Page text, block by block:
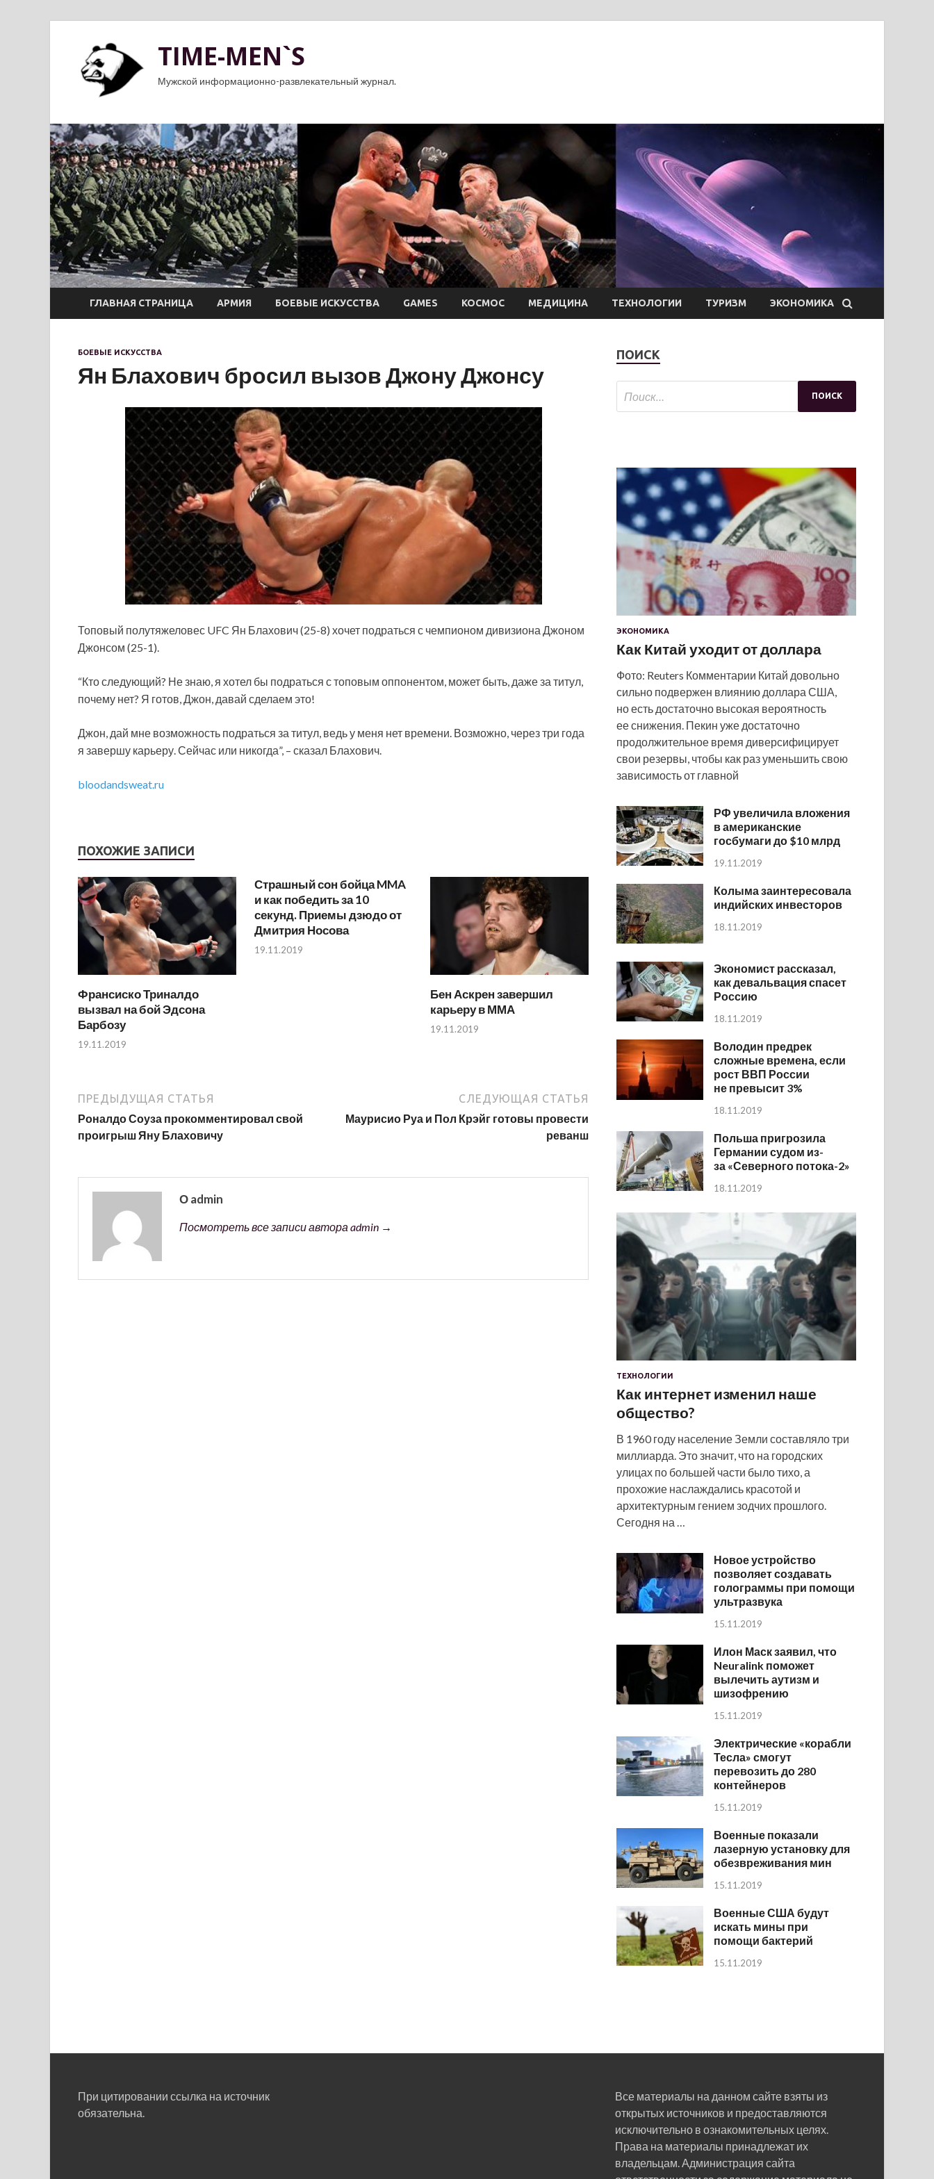
TIME-MEN`S
Мужской информационно-развлекательный журнал.
ГЛАВНАЯ СТРАНИЦА АРМИЯ БОЕВЫЕ ИСКУССТВА GAMES КОСМОС МЕДИЦИНА ТЕХНОЛОГИИ ТУРИЗМ ЭКОНОМИКА
БОЕВЫЕ ИСКУССТВА
Ян Блахович бросил вызов Джону Джонсу
Топовый полутяжеловес UFC Ян Блахович (25-8) хочет подраться с чемпионом дивизиона Джоном
Джонсом (25-1).
“Кто следующий? Не знаю, я хотел бы подраться с топовым оппонентом, может быть, даже за титул,
почему нет? Я готов, Джон, давай сделаем это!
Джон, дай мне возможность подраться за титул, ведь у меня нет времени. Возможно, через три года
я завершу карьеру. Сейчас или никогда”, – сказал Блахович.
bloodandsweat.ru
ПОХОЖИЕ ЗАПИСИ
Франсиско Триналдо
вызвал на бой Эдсона
Барбозу
19.11.2019
Страшный сон бойца MMA
и как победить за 10
секунд. Приемы дзюдо от
Дмитрия Носова
19.11.2019
Бен Аскрен завершил
карьеру в ММА
19.11.2019
ПРЕДЫДУЩАЯ СТАТЬЯ
Роналдо Соуза прокомментировал свой
проигрыш Яну Блаховичу
СЛЕДУЮЩАЯ СТАТЬЯ
Маурисио Руа и Пол Крэйг готовы провести
реванш
О admin
Посмотреть все записи автора admin →
ПОИСК
ЭКОНОМИКА
Как Китай уходит от доллара
Фото: Reuters Комментарии Китай довольно
сильно подвержен влиянию доллара США,
но есть достаточно высокая вероятность
ее снижения. Пекин уже достаточно
продолжительное время диверсифицирует
свои резервы, чтобы как раз уменьшить свою
зависимость от главной
РФ увеличила вложения
в американские
госбумаги до $10 млрд
19.11.2019
Колыма заинтересовала
индийских инвесторов
18.11.2019
Экономист рассказал,
как девальвация спасет
Россию
18.11.2019
Володин предрек
сложные времена, если
рост ВВП России
не превысит 3%
18.11.2019
Польша пригрозила
Германии судом из-
за «Северного потока-2»
18.11.2019
ТЕХНОЛОГИИ
Как интернет изменил наше
общество?
В 1960 году население Земли составляло три
миллиарда. Это значит, что на городских
улицах по большей части было тихо, а
прохожие наслаждались красотой и
архитектурным гением зодчих прошлого.
Сегодня на …
Новое устройство
позволяет создавать
голограммы при помощи
ультразвука
15.11.2019
Илон Маск заявил, что
Neuralink поможет
вылечить аутизм и
шизофрению
15.11.2019
Электрические «корабли
Тесла» смогут
перевозить до 280
контейнеров
15.11.2019
Военные показали
лазерную установку для
обезвреживания мин
15.11.2019
Военные США будут
искать мины при
помощи бактерий
15.11.2019
При цитировании ссылка на источник
обязательна.
Все материалы на данном сайте взяты из
открытых источников и предоставляются
исключительно в ознакомительных целях.
Права на материалы принадлежат их
владельцам. Администрация сайта